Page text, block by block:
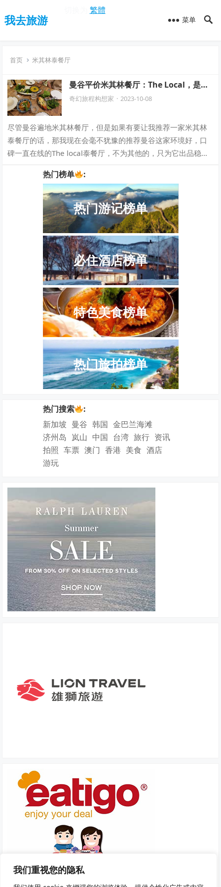
我们重视您的隐私
繁體
我去旅游 菜单
首页 米其林泰餐厅
曼谷平价米其林餐厅：The Local，是泰
国美食必吃榜的新秀！
奇幻旅程构想家 · 2023-10-08
尽管曼谷遍地米其林餐厅，但是如果有要让我推荐一家米其林
泰餐厅的话，那我现在会毫不犹豫的推荐曼谷这家环境好，口
碑一直在线的The local泰餐厅，不为其他的，只为它出品稳
热门榜单 :
热门游记榜单
必住酒店榜单
特色美食榜单
热门旅拍榜单
热门搜索
:
新加坡 曼谷 韩国 金巴兰海滩
济州岛 岚山 中国 台湾 旅行 资讯
拍照 车票 澳门 香港 美食 酒店
游玩